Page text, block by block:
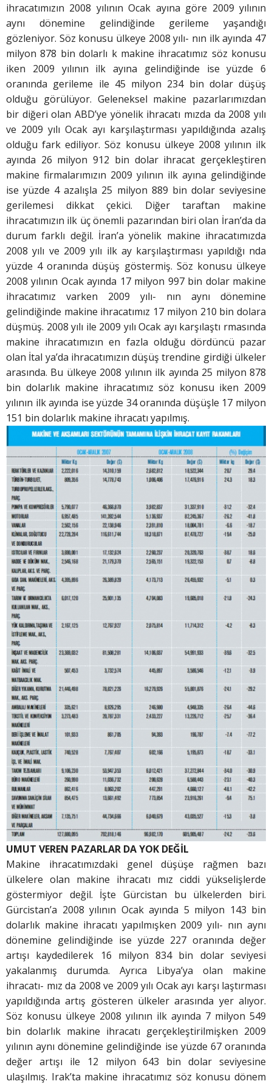
ihracatımızın 2008 yılının Ocak ayına göre 2009 yılının
aynı dönemine gelindiğinde gerileme yaşandığı
gözleniyor. Söz konusu ülkeye 2008 yılı- nın ilk ayında 47
milyon 878 bin dolarlı k makine ihracatımız söz konusu
iken 2009 yılının ilk ayına gelindiğinde ise yüzde 6
oranında gerileme ile 45 milyon 234 bin dolar düşüş
olduğu görülüyor. Geleneksel makine pazarlarımızdan
bir diğeri olan ABD’ye yönelik ihracatı mızda da 2008 yılı
ve 2009 yılı Ocak ayı karşılaştırması yapıldığında azalış
olduğu fark ediliyor. Söz konusu ülkeye 2008 yılının ilk
ayında 26 milyon 912 bin dolar ihracat gerçekleştiren
makine firmalarımızın 2009 yılının ilk ayına gelindiğinde
ise yüzde 4 azalışla 25 milyon 889 bin dolar seviyesine
gerilemesi dikkat çekici. Diğer taraftan makine
ihracatımızın ilk üç önemli pazarından biri olan İran’da da
durum farklı değil. İran’a yönelik makine ihracatımızda
2008 yılı ve 2009 yılı ilk ay karşılaştırması yapıldığı nda
yüzde 4 oranında düşüş göstermiş. Söz konusu ülkeye
2008 yılının Ocak ayında 17 milyon 997 bin dolar makine
ihracatımız varken 2009 yılı- nın aynı dönemine
gelindiğinde makine ihracatımız 17 milyon 210 bin dolara
düşmüş. 2008 yılı ile 2009 yılı Ocak ayı karşılaştı rmasında
makine ihracatımızın en fazla olduğu dördüncü pazar
olan İtal ya’da ihracatımızın düşüş trendine girdiği ülkeler
arasında. Bu ülkeye 2008 yılının ilk ayında 25 milyon 878
bin dolarlık makine ihracatımız söz konusu iken 2009
yılının ilk ayında ise yüzde 34 oranında düşüşle 17 milyon
151 bin dolarlık makine ihracatı yapılmış.
UMUT VEREN PAZARLAR DA YOK DEĞİL
Makine ihracatımızdaki genel düşüşe rağmen bazı
ülkelere olan makine ihracatı mız ciddi yükselişlerde
göstermiyor değil. İşte Gürcistan bu ülkelerden biri.
Gürcistan’a 2008 yılının Ocak ayında 5 milyon 143 bin
dolarlık makine ihracatı yapılmışken 2009 yılı- nın aynı
dönemine gelindiğinde ise yüzde 227 oranında değer
artışı kaydedilerek 16 milyon 834 bin dolar seviyesi
yakalanmış durumda. Ayrıca Libya’ya olan makine
ihracatı- mız da 2008 ve 2009 yılı Ocak ayı karşı laştırması
yapıldığında artış gösteren ülkeler arasında yer alıyor.
Söz konusu ülkeye 2008 yılının ilk ayında 7 milyon 549
bin dolarlık makine ihracatı gerçekleştirilmişken 2009
yılının aynı dönemine gelindiğinde ise yüzde 67 oranında
değer artışı ile 12 milyon 643 bin dolar seviyesine
ulaşılmış. Irak’ta makine ihracatımız söz konusu dönem